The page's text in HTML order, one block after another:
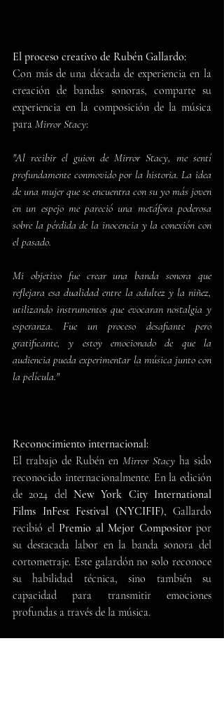
El proceso creativo de Rubén Gallardo:
Con más de una década de experiencia en la
creación de bandas sonoras, comparte su
experiencia en la composición de la música
para Mirror Stacy:
"Al recibir el guion de Mirror Stacy, me sentí
profundamente conmovido por la historia. La idea
de una mujer que se encuentra con su yo más joven
en un espejo me pareció una metáfora poderosa
sobre la pérdida de la inocencia y la conexión con
el pasado.
Mi objetivo fue crear una banda sonora que
reflejara esa dualidad entre la adultez y la niñez,
utilizando instrumentos que evocaran nostalgia y
esperanza. Fue un proceso desafiante pero
gratificante, y estoy emocionado de que la
audiencia pueda experimentar la música junto con
la película."
Reconocimiento internacional:
El trabajo de Rubén en Mirror Stacy ha sido
reconocido internacionalmente. En la edición
de 2024 del New York City International
Films InFest Festival (NYCIFIF), Gallardo
recibió el Premio al Mejor Compositor por
su destacada labor en la banda sonora del
cortometraje. Este galardón no solo reconoce
su habilidad técnica, sino también su
capacidad para transmitir emociones
profundas a través de la música.